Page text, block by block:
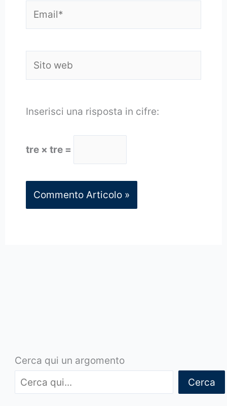
web
Inserisci una risposta in cifre:
tre × tre =
Cerca qui un argomento
Cerca